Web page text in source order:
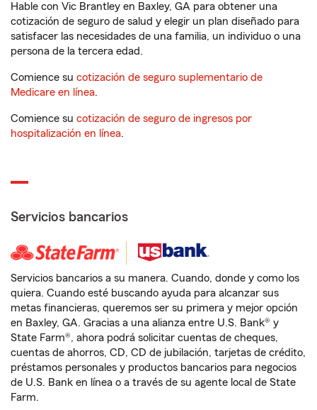
Hable con Vic Brantley en Baxley, GA para obtener una
cotización de seguro de salud y elegir un plan diseñado para
satisfacer las necesidades de una familia, un individuo o una
persona de la tercera edad.
Comience su cotización de seguro suplementario de
Medicare en línea.
Comience su cotización de seguro de ingresos por
hospitalización en línea.
Servicios bancarios
Servicios bancarios a su manera. Cuando, donde y como los
quiera. Cuando esté buscando ayuda para alcanzar sus
metas financieras, queremos ser su primera y mejor opción
en Baxley, GA. Gracias a una alianza entre U.S. Bank® y
State Farm®, ahora podrá solicitar cuentas de cheques,
cuentas de ahorros, CD, CD de jubilación, tarjetas de crédito,
préstamos personales y productos bancarios para negocios
de U.S. Bank en línea o a través de su agente local de State
Farm.